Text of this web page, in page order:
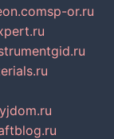
sp-or.ru